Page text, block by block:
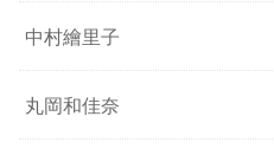
中村繪里子
丸岡和佳奈